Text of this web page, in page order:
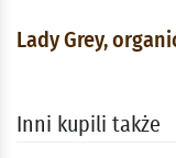
Lady Grey,
Inni kupili także